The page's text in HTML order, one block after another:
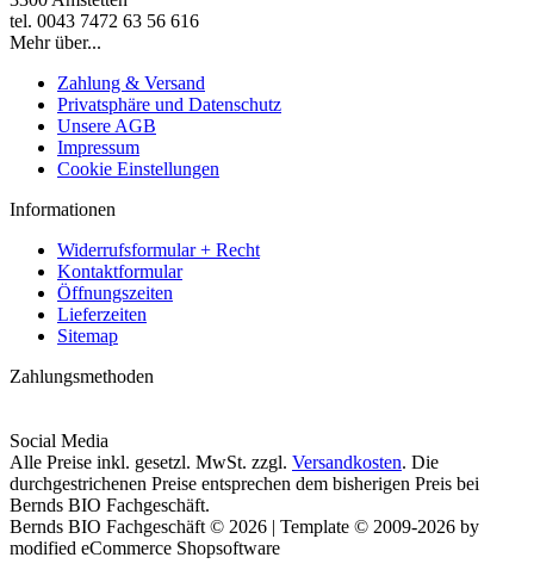
tel. 0043 7472 63 56 616
Mehr über...
Zahlung & Versand
Privatsphäre und Datenschutz
Unsere AGB
Impressum
Cookie Einstellungen
Informationen
Widerrufsformular + Recht
Kontaktformular
Öffnungszeiten
Lieferzeiten
Sitemap
Zahlungsmethoden
Social Media
Alle Preise inkl. gesetzl. MwSt. zzgl. Versandkosten. Die
durchgestrichenen Preise entsprechen dem bisherigen Preis bei
Bernds BIO Fachgeschäft.
Bernds BIO Fachgeschäft © 2026 | Template © 2009-2026 by
modified eCommerce Shopsoftware